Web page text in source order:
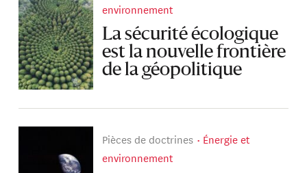
environnement
La sécurité écologique
est la nouvelle frontière
de la géopolitique
Pièces de doctrines
Énergie et
environnement